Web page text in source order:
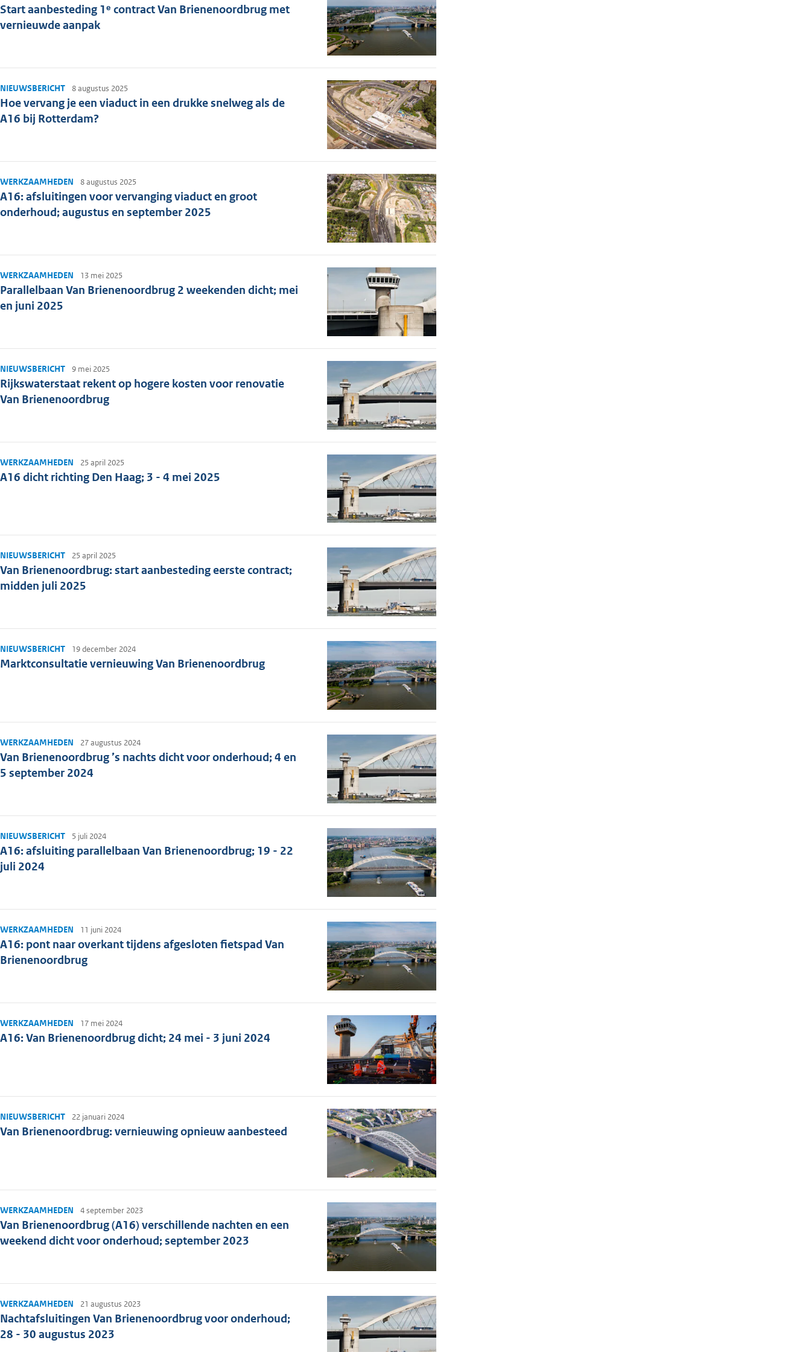
Start aanbesteding 1ᵉ contract Van Brienenoordbrug met
vernieuwde aanpak
Hoe vervang je een viaduct in een drukke snelweg als de
A16 bij Rotterdam?
NIEUWSBERICHT 8 augustus 2025
A16: afsluitingen voor vervanging viaduct en groot
onderhoud; augustus en september 2025
WERKZAAMHEDEN 8 augustus 2025
Parallelbaan Van Brienenoordbrug 2 weekenden dicht; mei
en juni 2025
WERKZAAMHEDEN 13 mei 2025
Rijkswaterstaat rekent op hogere kosten voor renovatie
Van Brienenoordbrug
NIEUWSBERICHT 9 mei 2025
A16 dicht richting Den Haag; 3 - 4 mei 2025
WERKZAAMHEDEN 25 april 2025
Van Brienenoordbrug: start aanbesteding eerste contract;
midden juli 2025
NIEUWSBERICHT 25 april 2025
Marktconsultatie vernieuwing Van Brienenoordbrug
NIEUWSBERICHT 19 december 2024
Van Brienenoordbrug ’s nachts dicht voor onderhoud; 4 en
5 september 2024
WERKZAAMHEDEN 27 augustus 2024
A16: afsluiting parallelbaan Van Brienenoordbrug; 19 - 22
juli 2024
NIEUWSBERICHT 5 juli 2024
A16: pont naar overkant tijdens afgesloten fietspad Van
Brienenoordbrug
WERKZAAMHEDEN 11 juni 2024
A16: Van Brienenoordbrug dicht; 24 mei - 3 juni 2024
WERKZAAMHEDEN 17 mei 2024
Van Brienenoordbrug: vernieuwing opnieuw aanbesteed
NIEUWSBERICHT 22 januari 2024
Van Brienenoordbrug (A16) verschillende nachten en een
weekend dicht voor onderhoud; september 2023
WERKZAAMHEDEN 4 september 2023
Nachtafsluitingen Van Brienenoordbrug voor onderhoud;
28 - 30 augustus 2023
WERKZAAMHEDEN 21 augustus 2023